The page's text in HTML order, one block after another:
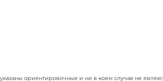
ориентировочные и ни в коем случае не